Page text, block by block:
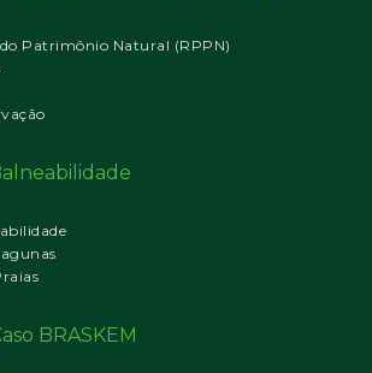
Patrimônio Natural (RPPN)
BRASKEM